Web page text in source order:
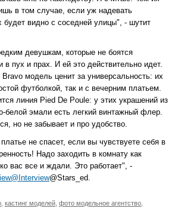
в том случае, если уж надевать
будет видно с соседней улицы", - шутит
девушкам, которые не боятся
в пух и прах. И ей это действительно идет.
Bravo модель ценит за универсальность: их
футболкой, так и с вечерним платьем.
линия Pied De Poule: у этих украшений из
белой эмали есть легкий винтажный флер.
но не забывает и про удобство.
не спасет, если вы чувствуете себя в
Надо заходить в комнату как
вас все и ждали. Это работает", -
@Stars_ed.
кастинг моделей фото модельное агентство